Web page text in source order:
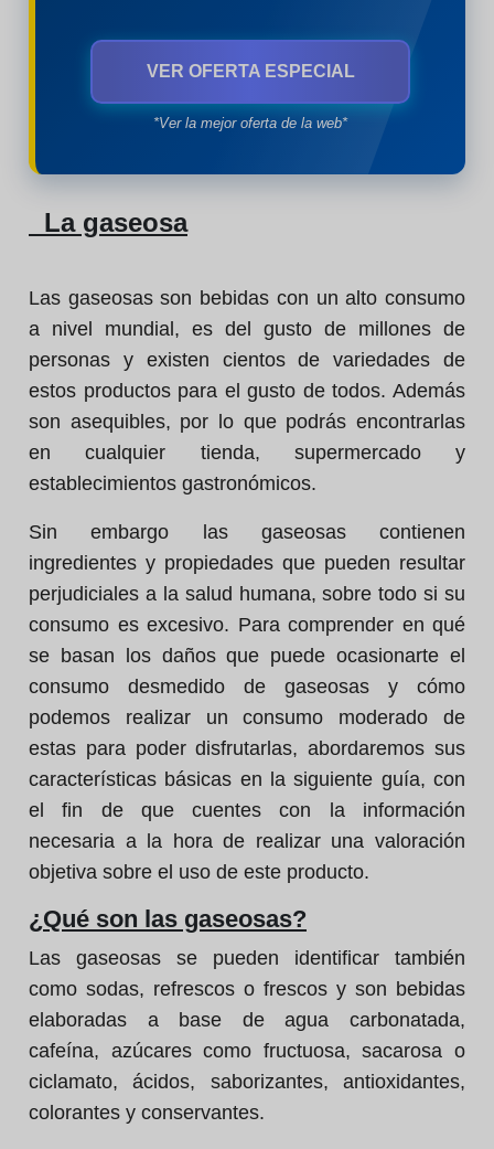
VER OFERTA ESPECIAL
*Ver la mejor oferta de la web*
La gaseosa
Las gaseosas son bebidas con un alto consumo
a nivel mundial, es del gusto de millones de
personas y existen cientos de variedades de
estos productos para el gusto de todos. Además
son asequibles, por lo que podrás encontrarlas
en cualquier tienda, supermercado y
establecimientos gastronómicos.
Sin embargo las gaseosas contienen
ingredientes y propiedades que pueden resultar
perjudiciales a la salud humana, sobre todo si su
consumo es excesivo. Para comprender en qué
se basan los daños que puede ocasionarte el
consumo desmedido de gaseosas y cómo
podemos realizar un consumo moderado de
estas para poder disfrutarlas, abordaremos sus
características básicas en la siguiente guía, con
el fin de que cuentes con la información
necesaria a la hora de realizar una valoración
objetiva sobre el uso de este producto.
¿Qué son las gaseosas?
Las gaseosas se pueden identificar también
como sodas, refrescos o frescos y son bebidas
elaboradas a base de agua carbonatada,
cafeína, azúcares como fructuosa, sacarosa o
ciclamato, ácidos, saborizantes, antioxidantes,
colorantes y conservantes.